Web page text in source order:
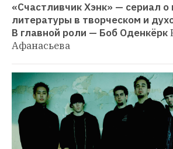
«Счастливчик Хэнк» — сериал о
литературы в творческом и
В главной роли — Боб Оденкёрк
Афанасьева